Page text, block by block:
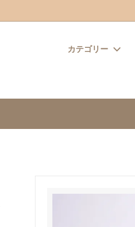
カテゴリー